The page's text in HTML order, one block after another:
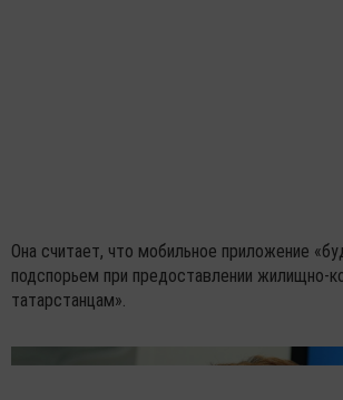
Она считает, что мобильное приложение
подспорьем при предоставлении жилищно-
татарстанцам».